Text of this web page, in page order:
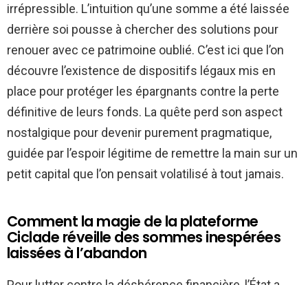
irrépressible. L’intuition qu’une somme a été laissée
derrière soi pousse à chercher des solutions pour
renouer avec ce patrimoine oublié. C’est ici que l’on
découvre l’existence de dispositifs légaux mis en
place pour protéger les épargnants contre la perte
définitive de leurs fonds. La quête perd son aspect
nostalgique pour devenir purement pragmatique,
guidée par l’espoir légitime de remettre la main sur un
petit capital que l’on pensait volatilisé à tout jamais.
Comment la magie de la plateforme
Ciclade réveille des sommes inespérées
laissées à l’abandon